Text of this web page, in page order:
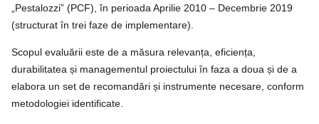
„Pestalozzi” (PCF), în perioada Aprilie 2010 – Decembrie 2019
(structurat în trei faze de implementare).
Scopul evaluării este de a măsura relevanța, eficiența,
durabilitatea și managementul proiectului în faza a doua și de a
elabora un set de recomandări și instrumente necesare, conform
metodologiei identificate.